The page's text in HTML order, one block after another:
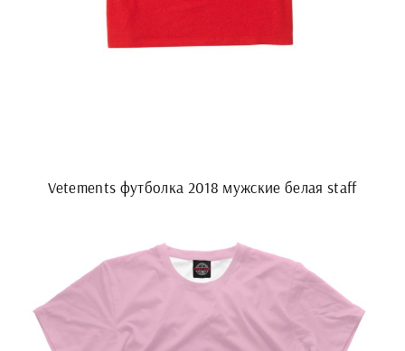
Vetements футболка 2018 мужские белая staff